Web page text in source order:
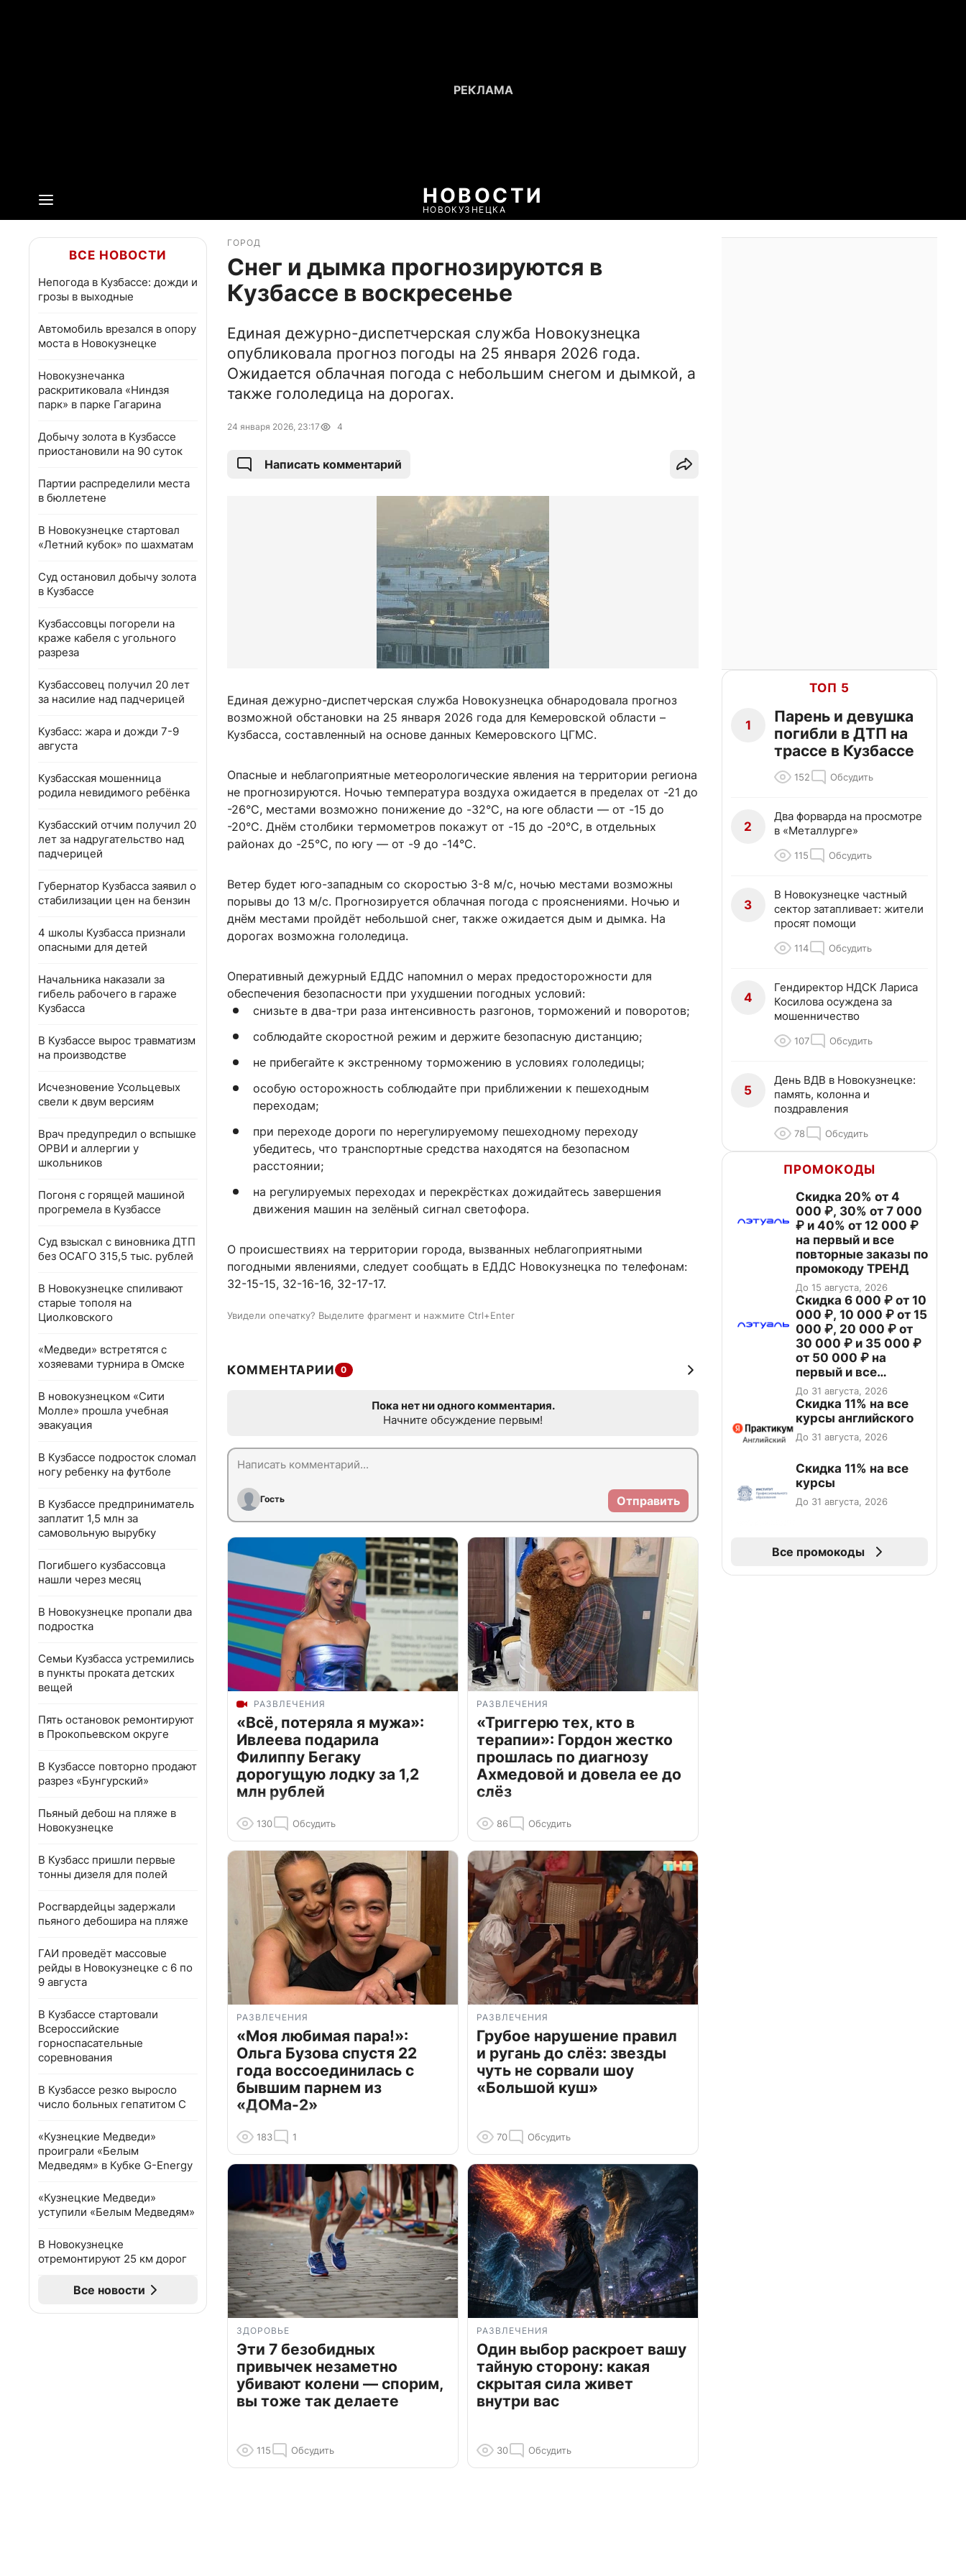
НОВОСТИ
НОВОКУЗНЕЦКА
ВСЕ НОВОСТИ
Непогода в Кузбассе: дожди и
грозы в выходные
Автомобиль врезался в опору
моста в Новокузнецке
Новокузнечанка
раскритиковала «Ниндзя
парк» в парке Гагарина
Добычу золота в Кузбассе
приостановили на 90 суток
Партии распределили места
в бюллетене
В Новокузнецке стартовал
«Летний кубок» по шахматам
Суд остановил добычу золота
в Кузбассе
Кузбассовцы погорели на
краже кабеля с угольного
разреза
Кузбассовец получил 20 лет
за насилие над падчерицей
Кузбасс: жара и дожди 7-9
августа
Кузбасская мошенница
родила невидимого ребёнка
Кузбасский отчим получил 20
лет за надругательство над
падчерицей
Губернатор Кузбасса заявил о
стабилизации цен на бензин
4 школы Кузбасса признали
опасными для детей
Начальника наказали за
гибель рабочего в гараже
Кузбасса
В Кузбассе вырос травматизм
на производстве
Исчезновение Усольцевых
свели к двум версиям
Врач предупредил о вспышке
ОРВИ и аллергии у
школьников
Погоня с горящей машиной
прогремела в Кузбассе
Суд взыскал с виновника ДТП
без ОСАГО 315,5 тыс. рублей
В Новокузнецке спиливают
старые тополя на
Циолковского
«Медведи» встретятся с
хозяевами турнира в Омске
В новокузнецком «Сити
Молле» прошла учебная
эвакуация
В Кузбассе подросток сломал
ногу ребенку на футболе
В Кузбассе предприниматель
заплатит 1,5 млн за
самовольную вырубку
Погибшего кузбассовца
нашли через месяц
В Новокузнецке пропали два
подростка
Семьи Кузбасса устремились
в пункты проката детских
вещей
Пять остановок ремонтируют
в Прокопьевском округе
В Кузбассе повторно продают
разрез «Бунгурский»
Пьяный дебош на пляже в
Новокузнецке
В Кузбасс пришли первые
тонны дизеля для полей
Росгвардейцы задержали
пьяного дебошира на пляже
ГАИ проведёт массовые
рейды в Новокузнецке с 6 по
9 августа
В Кузбассе стартовали
Всероссийские
горноспасательные
соревнования
В Кузбассе резко выросло
число больных гепатитом С
«Кузнецкие Медведи»
проиграли «Белым
Медведям» в Кубке G-Energy
«Кузнецкие Медведи»
уступили «Белым Медведям»
В Новокузнецке
отремонтируют 25 км дорог
Все новости
ГОРОД
Снег и дымка прогнозируются в
Кузбассе в воскресенье
Единая дежурно-диспетчерская служба Новокузнецка
опубликовала прогноз погоды на 25 января 2026 года.
Ожидается облачная погода с небольшим снегом и дымкой, а
также гололедица на дорогах.
24 января 2026, 23:17 4
Написать комментарий
Единая дежурно-диспетчерская служба Новокузнецка обнародовала прогноз
возможной обстановки на 25 января 2026 года для Кемеровской области –
Кузбасса, составленный на основе данных Кемеровского ЦГМС.
Опасные и неблагоприятные метеорологические явления на территории региона
не прогнозируются. Ночью температура воздуха ожидается в пределах от -21 до
-26°C, местами возможно понижение до -32°C, на юге области — от -15 до
-20°C. Днём столбики термометров покажут от -15 до -20°C, в отдельных
районах до -25°C, по югу — от -9 до -14°C.
Ветер будет юго-западным со скоростью 3-8 м/с, ночью местами возможны
порывы до 13 м/с. Прогнозируется облачная погода с прояснениями. Ночью и
днём местами пройдёт небольшой снег, также ожидается дым и дымка. На
дорогах возможна гололедица.
Оперативный дежурный ЕДДС напомнил о мерах предосторожности для
обеспечения безопасности при ухудшении погодных условий:
снизьте в два-три раза интенсивность разгонов, торможений и поворотов;
соблюдайте скоростной режим и держите безопасную дистанцию;
не прибегайте к экстренному торможению в условиях гололедицы;
особую осторожность соблюдайте при приближении к пешеходным
переходам;
при переходе дороги по нерегулируемому пешеходному переходу
убедитесь, что транспортные средства находятся на безопасном
расстоянии;
на регулируемых переходах и перекрёстках дожидайтесь завершения
движения машин на зелёный сигнал светофора.
О происшествиях на территории города, вызванных неблагоприятными
погодными явлениями, следует сообщать в ЕДДС Новокузнецка по телефонам:
32-15-15, 32-16-16, 32-17-17.
Увидели опечатку? Выделите фрагмент и нажмите Ctrl+Enter
КОММЕНТАРИИ 0
Пока нет ни одного комментария.
Начните обсуждение первым!
Гость Отправить
РАЗВЛЕЧЕНИЯ
«Всё, потеряла я мужа»:
Ивлеева подарила
Филиппу Бегаку
дорогущую лодку за 1,2
млн рублей
130 Обсудить
РАЗВЛЕЧЕНИЯ
«Триггерю тех, кто в
терапии»: Гордон жестко
прошлась по диагнозу
Ахмедовой и довела ее до
слёз
86 Обсудить
РАЗВЛЕЧЕНИЯ
«Моя любимая пара!»:
Ольга Бузова спустя 22
года воссоединилась с
бывшим парнем из
«ДОМа-2»
183 1
РАЗВЛЕЧЕНИЯ
Грубое нарушение правил
и ругань до слёз: звезды
чуть не сорвали шоу
«Большой куш»
70 Обсудить
ЗДОРОВЬЕ
Эти 7 безобидных
привычек незаметно
убивают колени — спорим,
вы тоже так делаете
115 Обсудить
РАЗВЛЕЧЕНИЯ
Один выбор раскроет вашу
тайную сторону: какая
скрытая сила живет
внутри вас
30 Обсудить
ТОП 5
1
Парень и девушка
погибли в ДТП на
трассе в Кузбассе
152 Обсудить
2
Два форварда на просмотре
в «Металлурге»
115 Обсудить
3
В Новокузнецке частный
сектор затапливает: жители
просят помощи
114 Обсудить
4
Гендиректор НДСК Лариса
Косилова осуждена за
мошенничество
107 Обсудить
5
День ВДВ в Новокузнецке:
память, колонна и
поздравления
78 Обсудить
ПРОМОКОДЫ
Скидка 20% от 4
000 ₽, 30% от 7 000
₽ и 40% от 12 000 ₽
на первый и все
повторные заказы по
промокоду ТРЕНД
До 15 августа, 2026
Скидка 6 000 ₽ от 10
000 ₽, 10 000 ₽ от 15
000 ₽, 20 000 ₽ от
30 000 ₽ и 35 000 ₽
от 50 000 ₽ на
первый и все
повторные заказы по
промокоду НАБЕРИ
До 31 августа, 2026
Скидка 11% на все
курсы английского
До 31 августа, 2026
Скидка 11% на все
курсы
До 31 августа, 2026
Все промокоды